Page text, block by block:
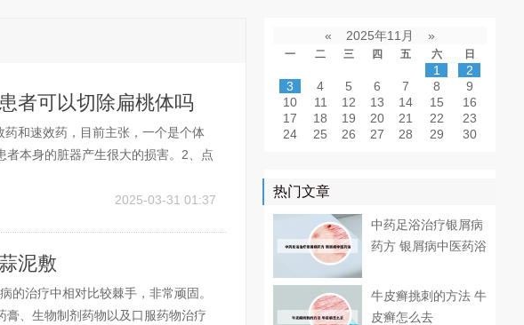
者可以切除扁桃体吗
和速效药，目前主张，一个是个体
本身的脏器产生很大的损害。2、点
：首选治疗药物是阿维A，即维甲酸类
2025-03-31 01:37
泥敷
的治疗中相对比较棘手，非常顽固。
、生物制剂药物以及口服药物治疗
« 2025年11月 »
一 二 三 四 五 六 日
1
2
3
4 5 6 7 8
9
10
11 12 13 14 15
16
17
18 19 20 21 22
23
24
25 26 27 28 29 30
热门文章
中药足浴治疗银屑病
药方 银屑病中医药浴
牛皮癣挑刺的方法 牛
皮癣怎么去